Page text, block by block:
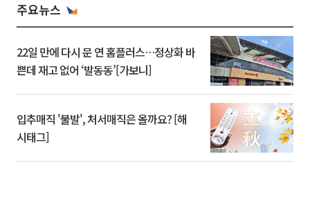
주요뉴스
22일 만에 다시 문 연 홈플러스…정상화 바
쁜데 재고 없어 ‘발동동’[가보니]
입추매직 '불발', 처서매직은 올까요? [해
시태그]